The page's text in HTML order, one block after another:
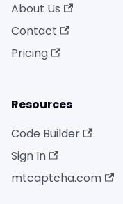
About Us
Contact
Pricing
Resources
Code Builder
Sign In
mtcaptcha.com